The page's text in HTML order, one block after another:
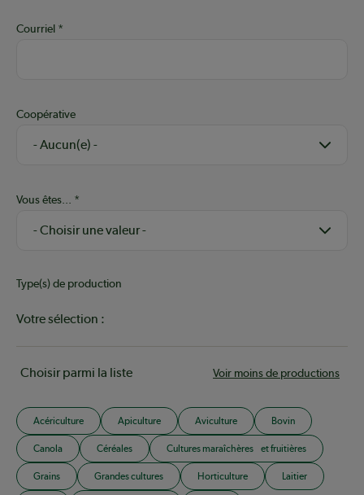
Courriel
Coopérative
Vous êtes...
Type(s) de production
Votre sélection :
Choisir parmi la liste Voir moins de productions
Acériculture Apiculture Aviculture Bovin
Canola Céréales Cultures maraîchères et fruitières
Grains Grandes cultures Horticulture Laitier